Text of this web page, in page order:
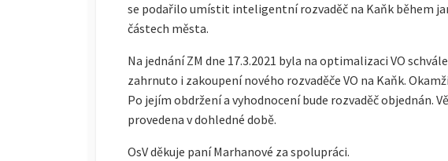
se podařilo umístit inteligentní rozvaděč na Kaňk během
částech města.
Na jednání ZM dne 17.3.2021 byla na optimalizaci VO
zahrnuto i zakoupení nového rozvaděče VO na Kaňk.
Po jejím obdržení a vyhodnocení bude rozvaděč objednán.
provedena v dohledné době.
OsV děkuje paní Marhanové za spolupráci.